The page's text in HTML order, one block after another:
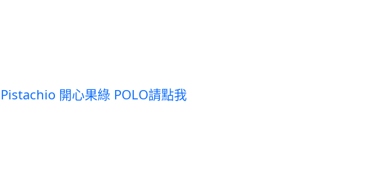
Pistachio 開心果綠 POLO請點我